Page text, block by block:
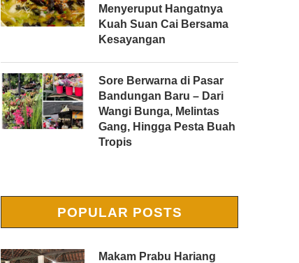
Menyeruput Hangatnya
Kuah Suan Cai Bersama
Kesayangan
Sore Berwarna di Pasar
Bandungan Baru – Dari
Wangi Bunga, Melintas
Gang, Hingga Pesta Buah
Tropis
POPULAR POSTS
Makam Prabu Hariang